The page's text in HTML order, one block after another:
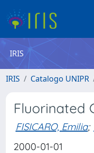
IRIS
IRIS Catalogo UNIPR
Fluorinated
FISICARO, Emilia;
2000-01-01